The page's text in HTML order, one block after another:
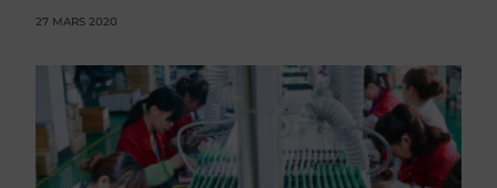
27 MARS 2020